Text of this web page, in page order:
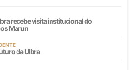
recebe visita institucional do
Marun
da Ulbra